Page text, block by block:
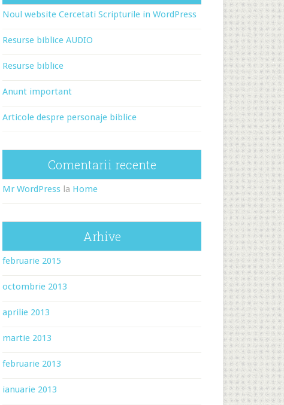
Noul website Cercetati Scripturile in WordPress
Resurse biblice AUDIO
Resurse biblice
Anunt important
Articole despre personaje biblice
Comentarii recente
Mr WordPress la Home
Arhive
februarie 2015
octombrie 2013
aprilie 2013
martie 2013
februarie 2013
ianuarie 2013